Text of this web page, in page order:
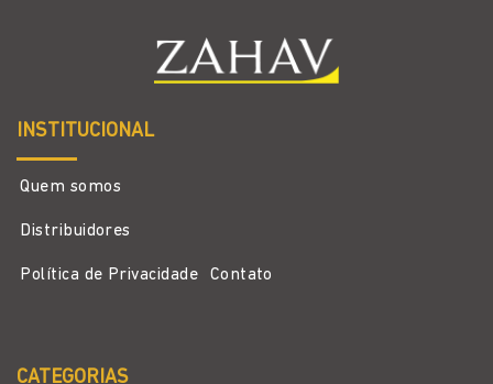
INSTITUCIONAL
Quem somos
Distribuidores
Política de Privacidade Contato
CATEGORIAS